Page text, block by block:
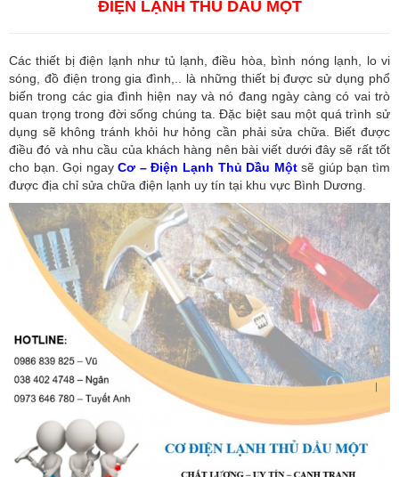
ĐIỆN LẠNH THỦ DẦU MỘT
Các thiết bị điện lạnh như tủ lạnh, điều hòa, bình nóng lạnh, lo vi
sóng, đồ điện trong gia đình,.. là những thiết bị được sử dụng phổ
biến trong các gia đình hiện nay và nó đang ngày càng có vai trò
quan trọng trong đời sống chúng ta. Đặc biệt sau một quá trình sử
dụng sẽ không tránh khỏi hư hỏng cần phải sửa chữa. Biết được
điều đó và nhu cầu của khách hàng nên bài viết dưới đây sẽ rất tốt
cho bạn. Gọi ngayCơ – Điện Lạnh Thủ Dầu Một sẽ giúp bạn tìm
được địa chỉ sửa chữa điện lạnh uy tín tại khu vực Bình Dương.